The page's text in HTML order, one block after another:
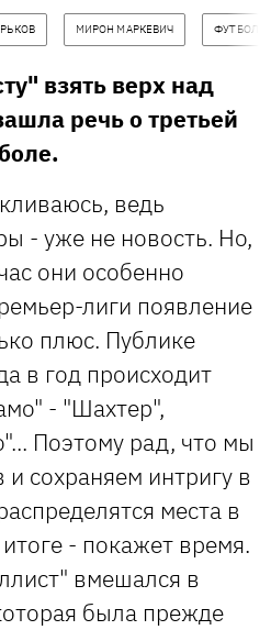
МИРОН МАРКЕВИЧ
взять верх над
речь о третьей
ведь
- уже не новость. Но,
они особенно
лиги появление
плюс. Публике
в год происходит
- "Шахтер",
Поэтому рад, что мы
сохраняем интригу в
места в
- покажет время.
вмешался в
была прежде